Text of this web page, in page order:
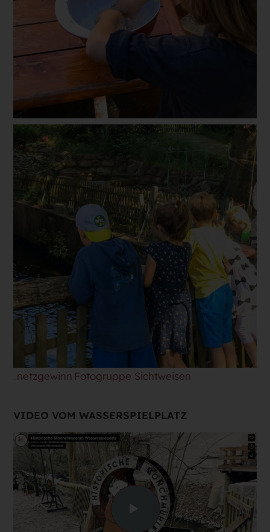
netzgewinn Fotogruppe Sichtweisen
VIDEO VOM WASSERSPIELPLATZ